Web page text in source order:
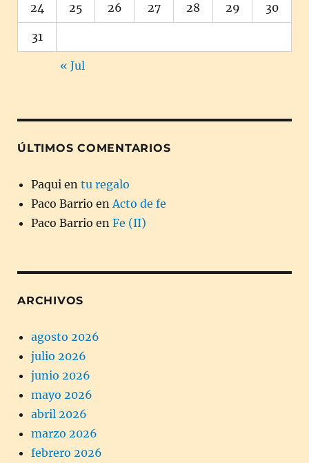
24 25 26 27 28 29 30
31
« Jul
ÚLTIMOS COMENTARIOS
Paqui en tu regalo
Paco Barrio enActo de fe
Paco Barrio en Fe (II)
ARCHIVOS
agosto 2026
julio 2026
junio 2026
mayo 2026
abril 2026
marzo 2026
febrero 2026